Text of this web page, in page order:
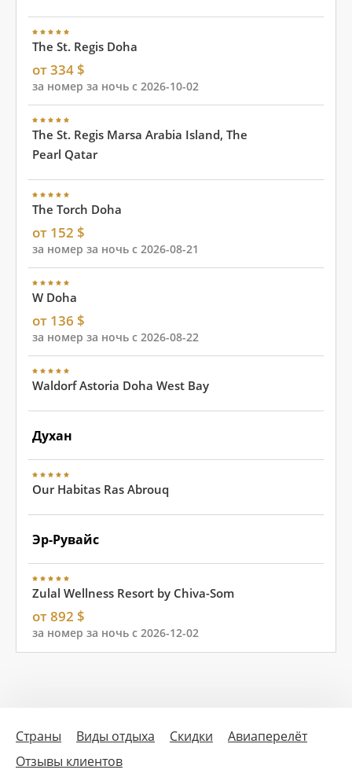
The St. Regis Doha
от 334 $
за номер за ночь с 2026-10-02
The St. Regis Marsa Arabia Island, The
Pearl Qatar
The Torch Doha
от 152 $
за номер за ночь с 2026-08-21
W Doha
от 136 $
за номер за ночь с 2026-08-22
Waldorf Astoria Doha West Bay
Духан
Our Habitas Ras Abrouq
Эр-Рувайс
Zulal Wellness Resort by Chiva-Som
от 892 $
за номер за ночь с 2026-12-02
Страны Виды отдыха Скидки
Авиаперелёт
Отзывы клиентов